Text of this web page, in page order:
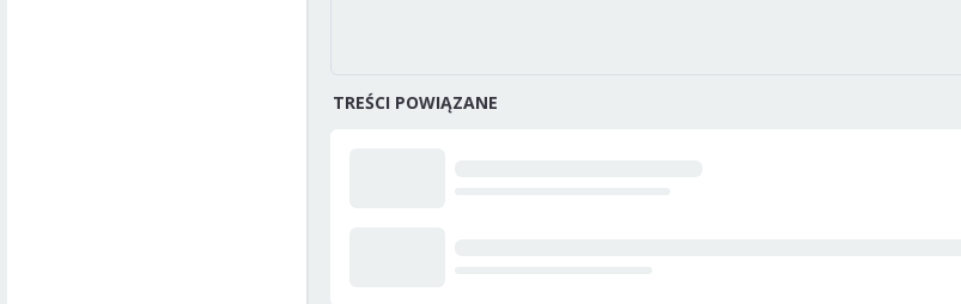
TREŚCI POWIĄZANE